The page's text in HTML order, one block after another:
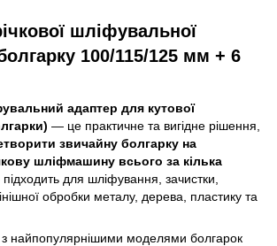
шліфувальної
100/115/125 мм + 6
адаптер для кутової
— це практичне та вигідне рішення,
звичайну болгарку на
шліфмашину всього за кілька
підходить для шліфування, зачистки,
обробки металу, дерева, пластику та
з найпопулярнішими моделями болгарок